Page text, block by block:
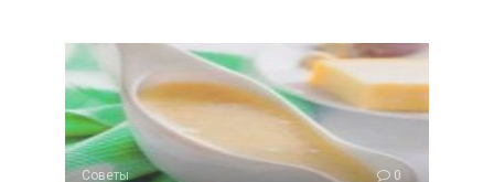
Советы 0